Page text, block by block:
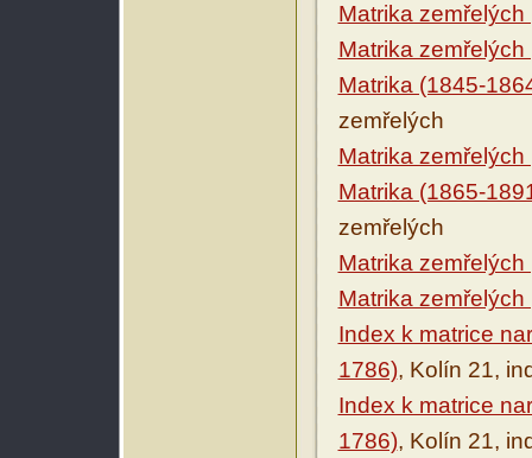
Matrika
Matrika
Matrika (1845-
zemřelých
Matrika
Matrika (1865-
zemřelých
Matrika
Matrika
Index k matrice
1786), Kolín 21,
Index k matrice
1786), Kolín 21,